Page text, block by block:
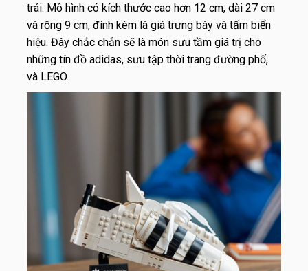
trái. Mô hình có kích thước cao hơn 12 cm, dài 27 cm
và rộng 9 cm, đính kèm là giá trưng bày và tấm biển
hiệu. Đây chắc chắn sẽ là món sưu tầm giá trị cho
những tín đồ adidas, sưu tập thời trang đường phố,
và LEGO.